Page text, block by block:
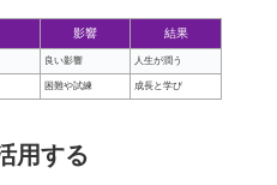
影響 結果
良い影響 人生が潤う
困難や試練 成長と学び
用する